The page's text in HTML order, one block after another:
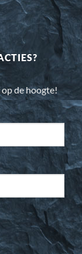
de hoogte!